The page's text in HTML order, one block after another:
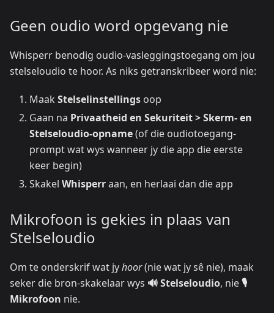
Geen oudio word opgevang nie
Whisperr benodig oudio-vasleggingstoegang om jou
stelseloudio te hoor. As niks getranskribeer word nie:
Maak Stelselinstellings oop
Gaan na Privaatheid en Sekuriteit > Skerm- en
Stelseloudio-opname(of die oudiotoegang-
prompt wat wys wanneer jy die app die eerste
keer begin)
Skakel Whisperraan, en herlaai dan die app
Mikrofoon is gekies in plaas van
Stelseloudio
Om te onderskrif wat jyhoor(nie wat jy sê nie), maak
seker die bron-skakelaar wys 🔊 Stelseloudio, nie🎙️
Mikrofoon nie.